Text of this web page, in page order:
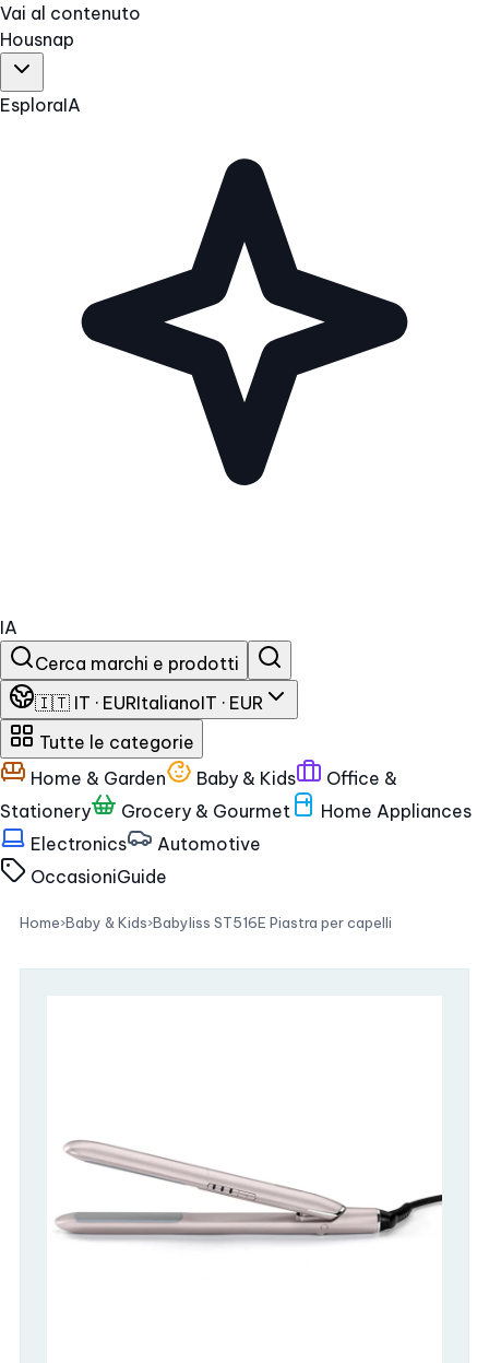
Vai al contenuto
Housnap
EsploraIA
IA
Cerca marchi e prodotti
🇮🇹 IT · EURItalianoIT · EUR
Tutte le categorie
Home & Garden
Baby & Kids
Office &
Stationery
Grocery & Gourmet
Home Appliances
Electronics
Automotive
OccasioniGuide
Home›Baby & Kids›Babyliss ST516E Piastra per capelli